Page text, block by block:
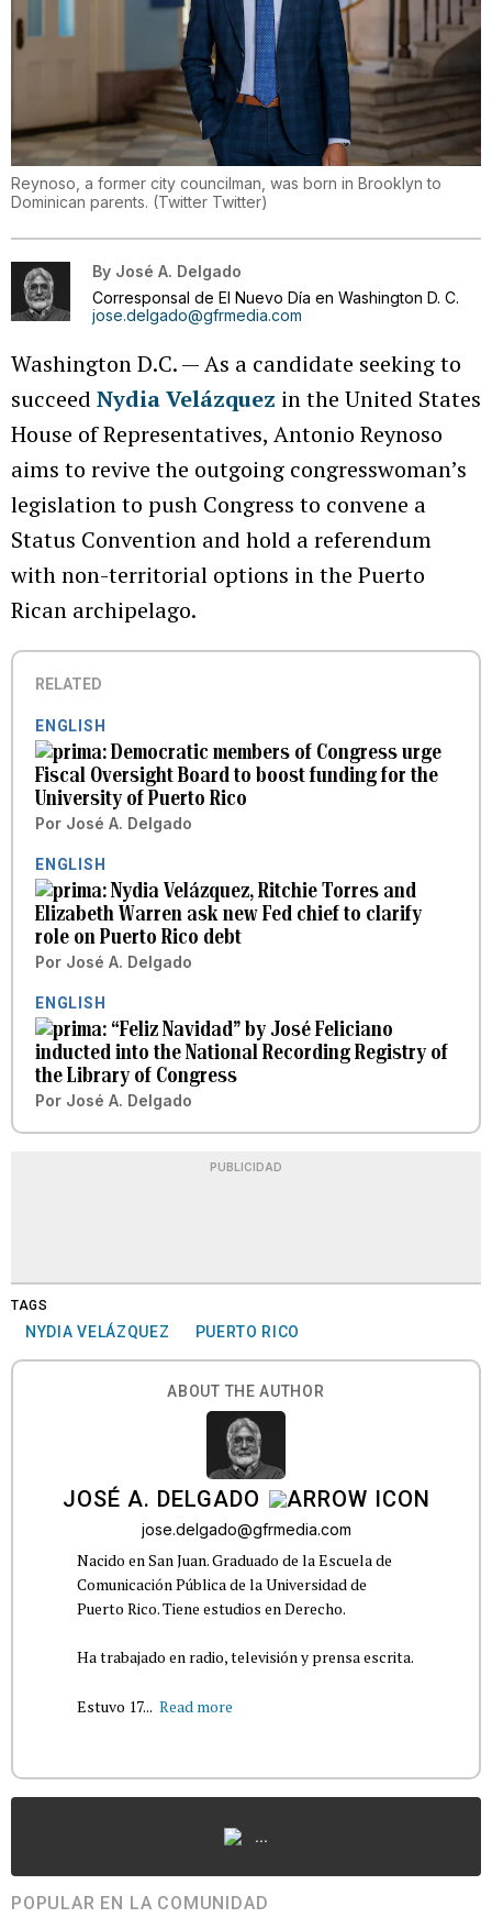
Reynoso, a former city councilman, was born in Brooklyn to
Dominican parents. (Twitter Twitter)
By José A. Delgado
Corresponsal de El Nuevo Día en Washington D. C.
jose.delgado@gfrmedia.com
Washington D.C. — As a candidate seeking to
succeed Nydia Velázquez in the United States
House of Representatives, Antonio Reynoso
aims to revive the outgoing congresswoman’s
legislation to push Congress to convene a
Status Convention and hold a referendum
with non-territorial options in the Puerto
Rican archipelago.
RELATED
ENGLISH
Democratic members of Congress urge
Fiscal Oversight Board to boost funding for the
University of Puerto Rico
Por José A. Delgado
ENGLISH
Nydia Velázquez, Ritchie Torres and
Elizabeth Warren ask new Fed chief to clarify
role on Puerto Rico debt
Por José A. Delgado
ENGLISH
“Feliz Navidad” by José Feliciano
inducted into the National Recording Registry of
the Library of Congress
Por José A. Delgado
PUBLICIDAD
TAGS
NYDIA VELÁZQUEZ PUERTO RICO
ABOUT THE AUTHOR
JOSÉ A. DELGADO
jose.delgado@gfrmedia.com
Nacido en San Juan. Graduado de la Escuela de
Comunicación Pública de la Universidad de
Puerto Rico. Tiene estudios en Derecho.
Ha trabajado en radio, televisión y prensa escrita.
Estuvo 17... Read more
...
POPULAR EN LA COMUNIDAD